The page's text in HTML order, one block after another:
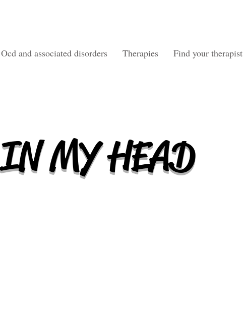
Ocd and associated disorders Therapies Find your therapist
IN MY HEAD